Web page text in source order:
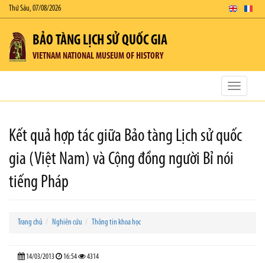
Thứ Sáu, 07/08/2026
BẢO TÀNG LỊCH SỬ QUỐC GIA
VIETNAM NATIONAL MUSEUM OF HISTORY
Toggle
Kết quả hợp tác giữa Bảo tàng Lịch sử quốc
gia (Việt Nam) và Cộng đồng người Bỉ nói
tiếng Pháp
Trang chủ Nghiên cứu Thông tin khoa học
14/03/2013 16:54 4314